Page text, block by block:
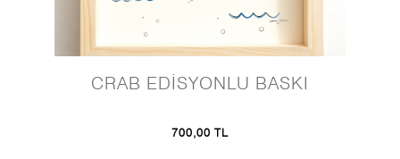
CRAB EDİSYONLU BASKI
700,00 TL